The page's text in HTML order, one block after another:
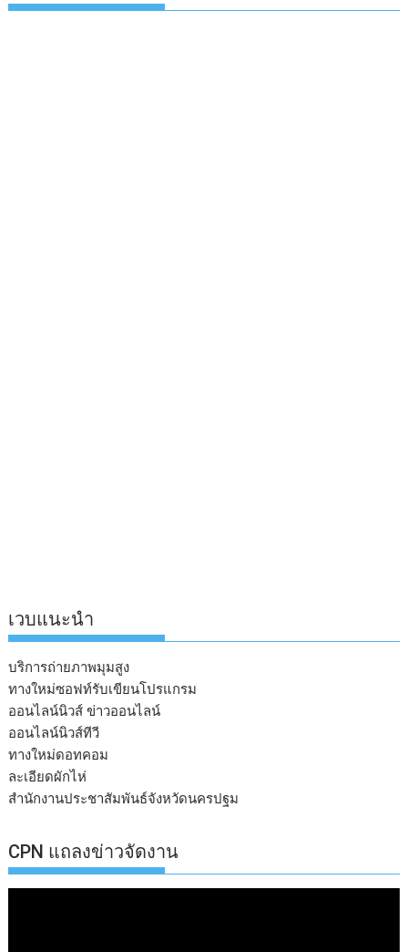
เวบแนะนำ
บริการถ่ายภาพมุมสูง
ทางใหม่ซอฟท์รับเขียนโปรแกรม
ออนไลน์นิวส์ ข่าวออนไลน์
ออนไลน์นิวส์ทีวี
ทางใหม่ดอทคอม
ละเอียดผักไห่
สำนักงานประชาสัมพันธ์จังหวัดนครปฐม
CPN แถลงข่าวจัดงาน